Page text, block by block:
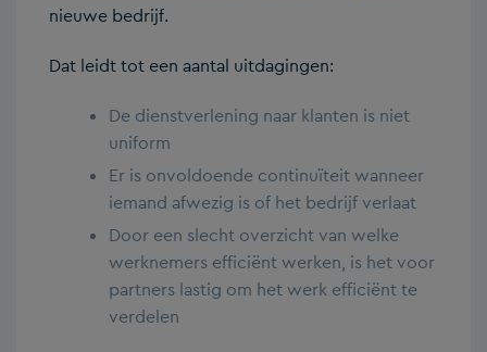
nieuwe bedrijf.
Dat leidt tot een aantal uitdagingen:
De dienstverlening naar klanten is niet
uniform
Er is onvoldoende continuïteit wanneer
iemand afwezig is of het bedrijf verlaat
Door een slecht overzicht van welke
werknemers efficiënt werken, is het voor
partners lastig om het werk efficiënt te
verdelen